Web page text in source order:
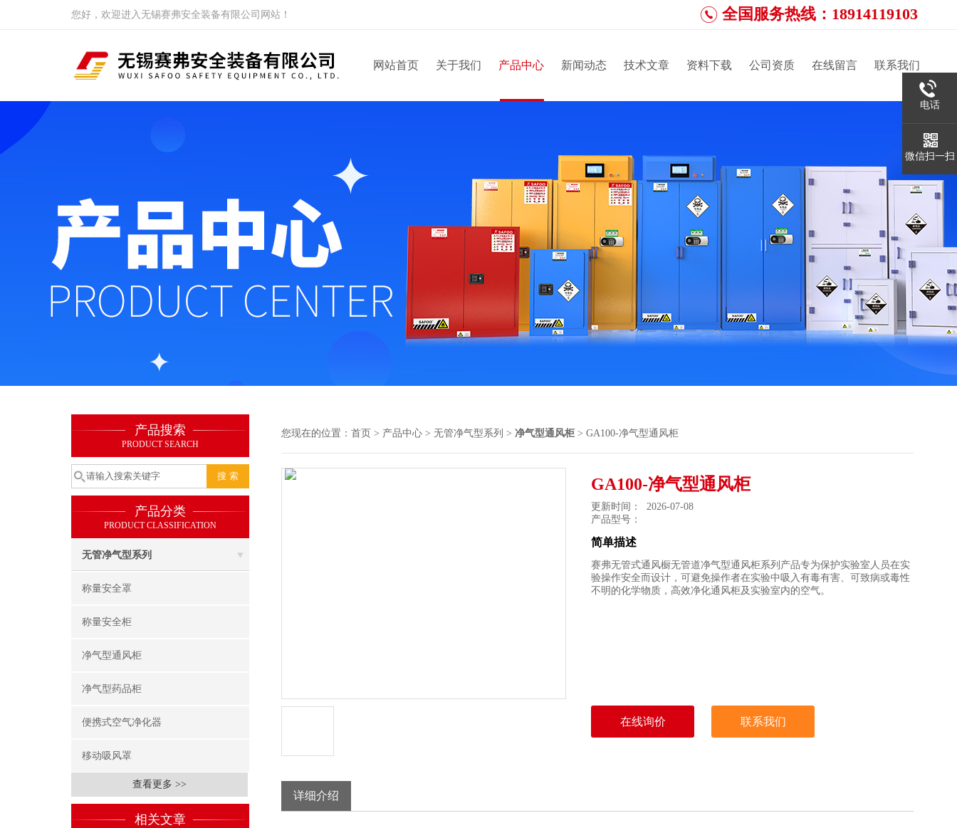
您好，欢迎进入无锡赛弗安全装备有限公司网站！ 全国服务热线：18914119103
网站首页 关于我们 产品中心 新闻动态 技术文章 资料下载 公司资质 在线留言 联系我们
产品搜索
PRODUCT SEARCH
产品分类
PRODUCT CLASSIFICATION
无管净气型系列
称量安全罩
称量安全柜
净气型通风柜
净气型药品柜
便携式空气净化器
移动吸风罩
查看更多 >>
相关文章
您现在的位置： 首页 > 产品中心 > 无管净气型系列 > 净气型通风柜 > GA100-净气型通风柜
GA100-净气型通风柜
更新时间： 2026-07-08
产品型号：
简单描述
赛弗无管式通风橱无管道净气型通风柜系列产品专为保护实验室人员在实
验操作安全而设计，可避免操作者在实验中吸入有毒有害、可致病或毒性
不明的化学物质，高效净化通风柜及实验室内的空气。
在线询价 联系我们
详细介绍
电话
微信扫一扫